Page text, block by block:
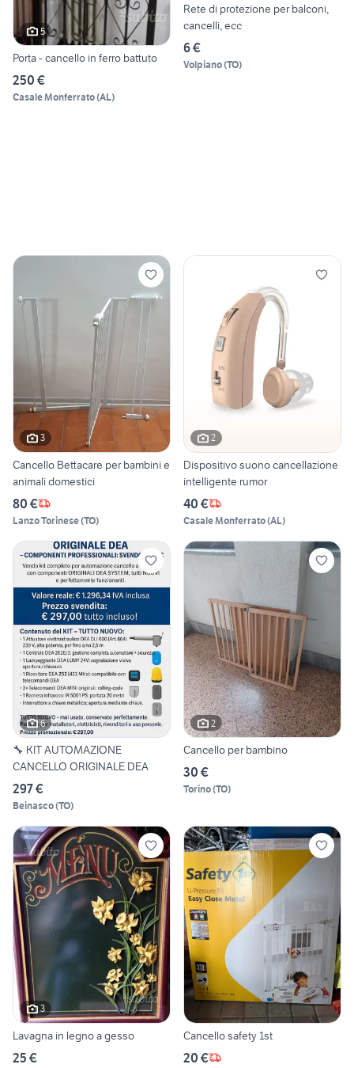
5
Porta - cancello in ferro battuto
250 €
Casale Monferrato(AL)
Rete di protezione per balconi,
cancelli, ecc
6 €
Volpiano(TO)
3
Cancello Bettacare per bambini e
animali domestici
80 €
Lanzo Torinese(TO)
2
Dispositivo suono cancellazione
intelligente rumor
40 €
Casale Monferrato(AL)
6
🔧 KIT AUTOMAZIONE
CANCELLO ORIGINALE DEA
297 €
Beinasco(TO)
2
Cancello per bambino
30 €
Torino(TO)
3
Lavagna in legno a gesso
25 €
Cancello safety 1st
20 €